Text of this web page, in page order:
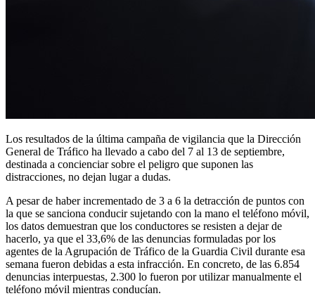
Los resultados de la última campaña de vigilancia que la Dirección
General de Tráfico ha llevado a cabo del 7 al 13 de septiembre,
destinada a concienciar sobre el peligro que suponen las
distracciones, no dejan lugar a dudas.
A pesar de haber incrementado de 3 a 6 la detracción de puntos con
la que se sanciona conducir sujetando con la mano el teléfono móvil,
los datos demuestran que los conductores se resisten a dejar de
hacerlo, ya que el 33,6% de las denuncias formuladas por los
agentes de la Agrupación de Tráfico de la Guardia Civil durante esa
semana fueron debidas a esta infracción. En concreto, de las 6.854
denuncias interpuestas, 2.300 lo fueron por utilizar manualmente el
teléfono móvil mientras conducían.